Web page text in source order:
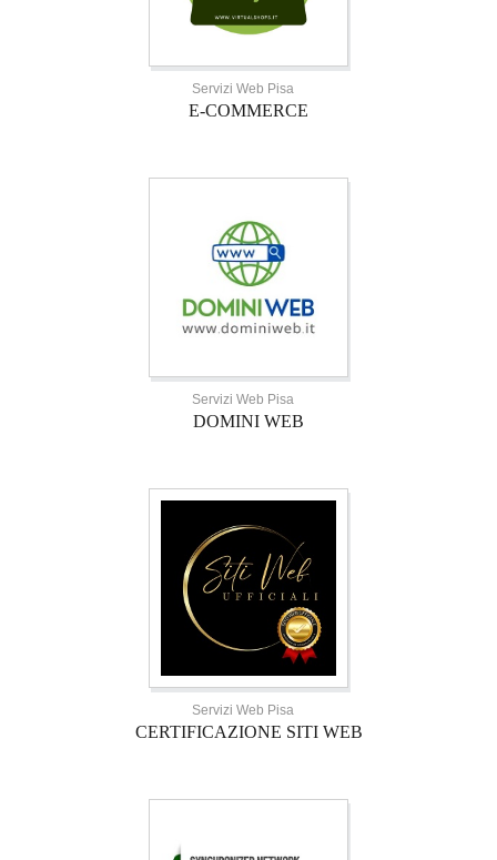
Servizi Web Pisa
E-COMMERCE
Servizi Web Pisa
DOMINI WEB
Servizi Web Pisa
CERTIFICAZIONE SITI WEB